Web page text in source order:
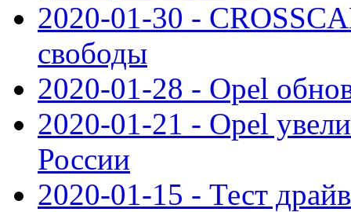
2020-01-30 -
свободы
2020-01-28 - Opel
2020-01-21 - Opel
России
2020-01-15 - Тест